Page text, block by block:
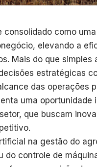
como
elevando a
Mais do que simples
estratégicas
das operações
uma oportunidade
que buscam
na gestão do
do controle de